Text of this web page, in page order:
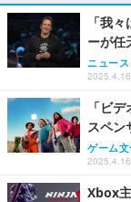
「我
ーが任
ニュース
「ビ
スペン
ゲーム
Xbox